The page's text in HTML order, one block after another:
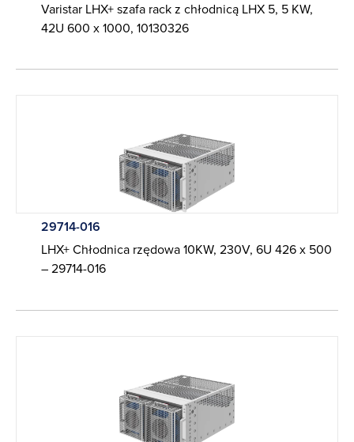
Varistar LHX+ szafa rack z chłodnicą LHX 5, 5 KW,
42U 600 x 1000, 10130326
29714-016
LHX+ Chłodnica rzędowa 10KW, 230V, 6U 426 x 500
– 29714-016